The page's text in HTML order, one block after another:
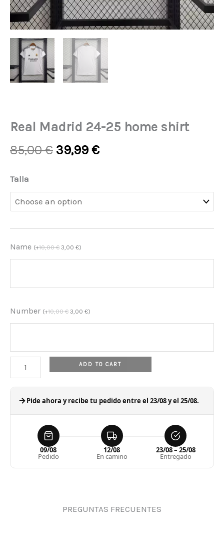
Real Madrid 24-25 home shirt
85,00€ Original
85,00 €.
39,99 €Current
39,99 €.
Talla
Name (+10,00€ 3,00 €)
Number (+10,00€ 3,00 €)
Real
Madrid
24-
shirt
ADD TO CART
Pide ahora y recibe tu pedido entre el 23/08 y el 25/08.
09/08
Pedido
12/08
En camino
23/08 – 25/08
Entregado
PREGUNTAS FRECUENTES